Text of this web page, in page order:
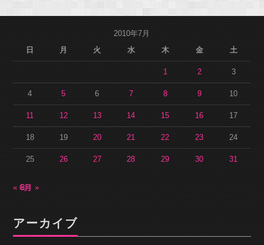
2010年7月
日
月 火 水 木 金 土
1 2 3
4 5 6 7 8 9 10
11 12 13 14 15 16 17
18 19 20 21 22 23 24
25 26 27 28 29 30 31
« 6月8月 »
アーカイブ